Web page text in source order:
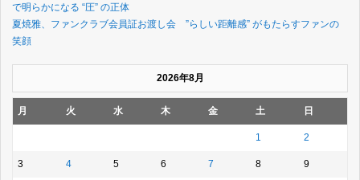
で明らかになる “圧” の正体
夏焼雅、ファンクラブ会員証お渡し会 ”らしい距離感” がもたらすファンの
笑顔
2026年8月
月 火 水 木 金 土 日
1 2
3 4 5 6 7 8 9